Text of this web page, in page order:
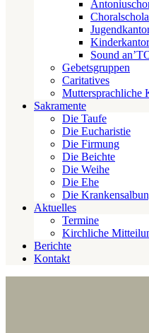
Choralschola
Sound
Gebetsgruppen
Caritatives
Muttersprachliche
Sakramente
Die Taufe
Die Eucharistie
Die Firmung
Die Beichte
Die Weihe
Die Ehe
Die
Aktuelles
Termine
Kirchliche
Berichte
Kontakt